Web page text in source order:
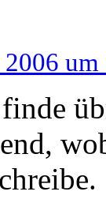
2006